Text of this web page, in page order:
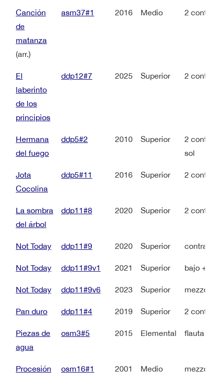
Canción
de
matanza
(arr.)
asm37#1 2016 Medio 2
El
laberinto
de los
principios
ddp12#7 2025 Superior 2
Hermana
del fuego
ddp5#2 2010 Superior
2
sol
Jota
Cocolina
ddp5#11 2016 Superior 2
La sombra
del árbol
ddp11#8 2020 Superior 2
Not Today ddp11#9 2020 Superior contralto
Not Today ddp11#9v1 2021 Superior bajo +
Not Today ddp11#9v6 2023 Superior
Pan duro ddp11#4 2019 Superior 2
Piezas de
agua
osm3#5 2015 Elemental flauta +
Procesión osm16#1 2001 Medio